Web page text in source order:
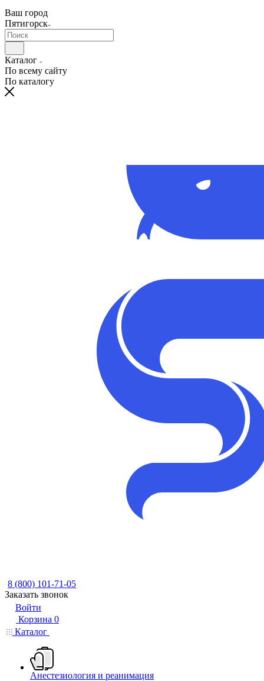
Ваш город
Пятигорск
Каталог
По всему сайту
По каталогу
8 (800) 101-71-05
Заказать звонок
Войти
Корзина 0
Каталог
Анестезиология и реанимация